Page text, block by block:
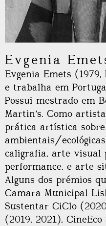
Evgenia
Evgenia Emets
e trabalha em
Possui mestrado em
Martin’s. Como
prática artística sobre
ambientais/
caligrafia, arte visual
performance, e arte
Alguns dos prémios
Camara Municipal
Sustentar CiClo
(2019, 2021),